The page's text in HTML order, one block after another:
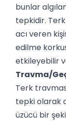
bunlar
tepkidir.
acı veren
edilme
etkileyebilir
Travma/
Terk
tepki olarak
üzücü bir